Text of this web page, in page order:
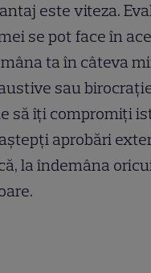
este viteza.
se pot face în
ta în câteva
sau
să îți compromiți
aprobări
la îndemâna